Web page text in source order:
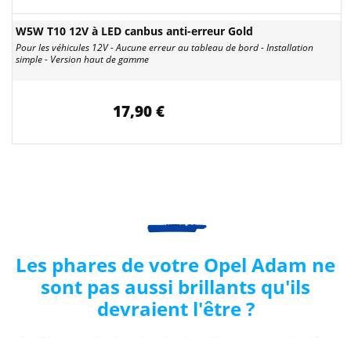
W5W T10 12V à LED canbus anti-erreur Gold
Pour les véhicules 12V - Aucune erreur au tableau de bord - Installation
simple - Version haut de gamme
17,90 €
Les phares de votre Opel Adam ne
sont pas aussi brillants qu'ils
devraient l'être ?